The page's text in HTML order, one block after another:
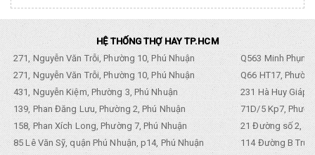
HỆ THỐNG THỢ HAY TP.HCM
271, Nguyễn Văn Trỗi, Phường 10, Phú Nhuận
Q563 Minh
271, Nguyễn Văn Trỗi, Phường 10, Phú Nhuận
Q66 HT17,
431, Nguyễn Kiệm, Phường 3, Phú Nhuận
231 Hà Huy Giáp,
139, Phan Đăng Lưu, Phường 2, Phú Nhuận
71D/5 Kp7,
158, Phan Xích Long, Phường 7, Phú Nhuận
21 Đường số 2,
85 Lê Văn Sỹ, quận Phú Nhuận, p14, Phú Nhuận
114 Đường B